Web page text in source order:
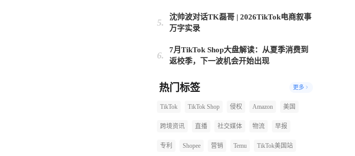
5.
沈帅波对话TK磊哥 | 2026TikTok电商叙事
万字实录
6.
7月TikTok Shop大盘解读：从夏季消费到
返校季，下一波机会开始出现
热门标签 更多
TikTok TikTok Shop 侵权 Amazon 美国
跨境资讯 直播 社交媒体 物流 早报
专利 Shopee 营销 Temu TikTok美国站